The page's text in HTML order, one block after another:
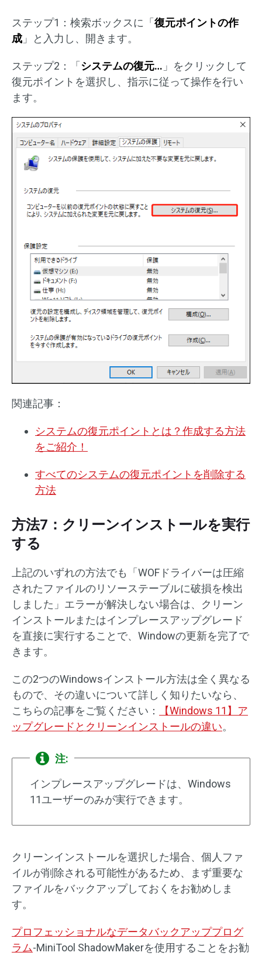
ステップ1：検索ボックスに「 復元ポイントの作
成 」と入力し、開きます。
ステップ2：「 システムの復元… 」をクリックして
復元ポイントを選択し、指示に従って操作を行い
ます。
関連記事：
システムの復元ポイントとは？作成する方法
をご紹介！
すべてのシステムの復元ポイントを削除する
方法
方法7：クリーンインストールを実行
する
上記のいずれの方法でも「WOFドライバーは圧縮
されたファイルのリソーステーブルに破損を検出
しました」エラーが解決しない場合は、クリーン
インストールまたはインプレースアップグレード
を直接に実行することで、Windowの更新を完了で
きます。
この2つのWindowsインストール方法は全く異なる
もので、その違いについて詳しく知りたいなら、
こちらの記事をご覧ください：
【Windows 11】ア
ップグレードとクリーンインストールの違い。
注:
インプレースアップグレードは、Windows
11ユーザーのみが実行できます。
クリーンインストールを選択した場合、個人ファ
イルが削除される可能性があるため、まず重要な
ファイルをバックアップしておくをお勧めしま
す。
プロフェッショナルなデータバックアッププログ
ラム-MiniTool ShadowMakerを使用することをお勧